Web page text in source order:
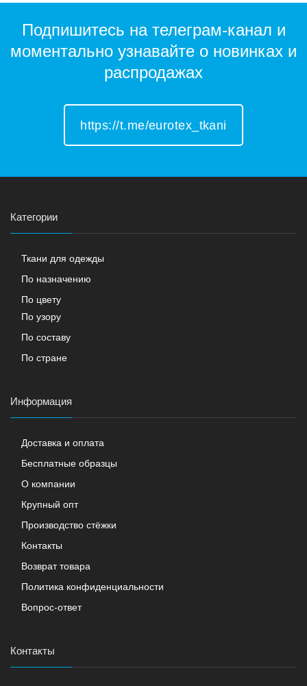
Подпишитесь на телеграм-канал и
моментально узнавайте о новинках и
распродажах
https://t.me/eurotex_tkani
Категории
Ткани для одежды
По назначению
По цвету
По узору
По составу
По стране
Информация
Доставка и оплата
Бесплатные образцы
О компании
Крупный опт
Производство стёжки
Контакты
Возврат товара
Политика конфиденциальности
Вопрос-ответ
Контакты